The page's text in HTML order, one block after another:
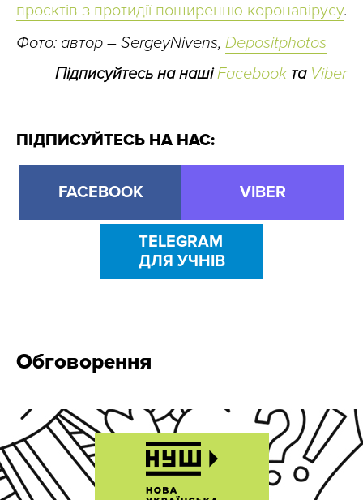
проєктів з протидії поширенню коронавірусу.
Фото: автор – SergeyNivens, Depositphotos
Підписуйтесь на нашіFacebookта Viber
ПІДПИСУЙТЕСЬ НА НАС:
FACEBOOK VIBER
TELEGRAM
ДЛЯ УЧНІВ
Обговорення